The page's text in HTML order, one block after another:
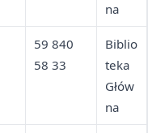
na
59 840
58 33
Biblio
teka
Głów
na